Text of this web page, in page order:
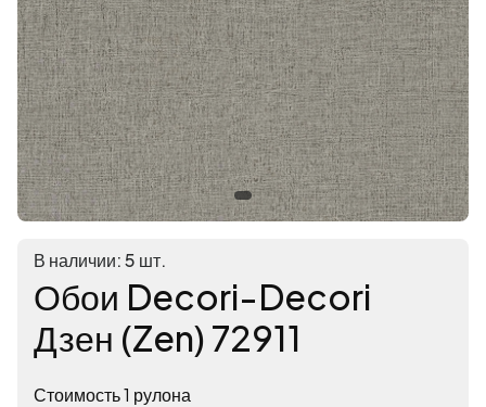
В наличии: 5 шт.
Обои Decori-Decori
Дзен (Zen) 72911
Стоимость 1 рулона